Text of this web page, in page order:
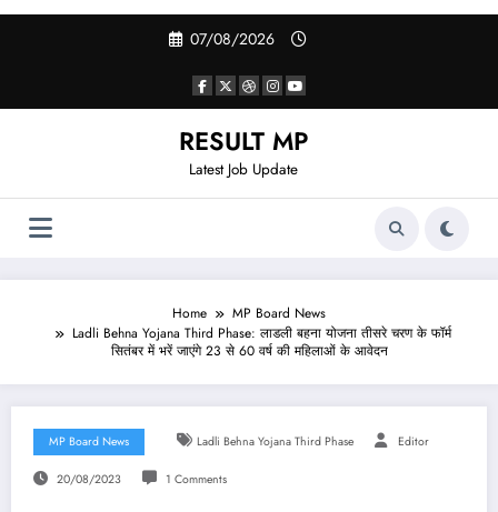
07/08/2026
RESULT MP
Latest Job Update
Home
MP Board News
Ladli Behna Yojana Third Phase: लाडली बहना योजना तीसरे चरण के फॉर्म
सितंबर में भरें जाएंगे 23 से 60 वर्ष की महिलाओं के आवेदन
MP Board News Ladli Behna Yojana Third Phase Editor
20/08/2023 1 Comments